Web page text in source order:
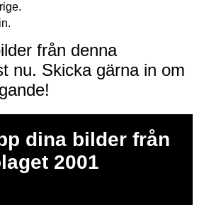
från denna
nu. Skicka gärna in om
dina bilder från
2001